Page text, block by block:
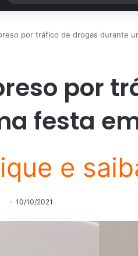
por tráfico de drogas durante
por
festa
10/10/2021